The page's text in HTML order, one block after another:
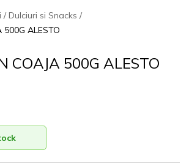
Dulciuri si Snacks
500G ALESTO
COAJA 500G ALESTO